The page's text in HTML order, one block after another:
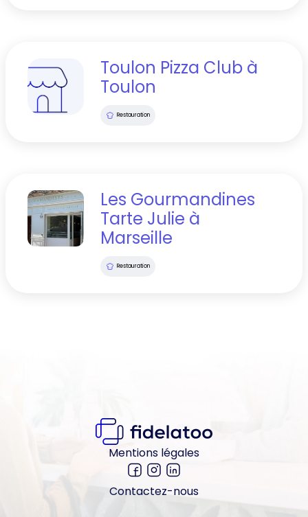
Toulon Pizza Club à
Toulon
Restauration
Les Gourmandines
Tarte Julie à
Marseille
Restauration
Mentions légales
Contactez-nous